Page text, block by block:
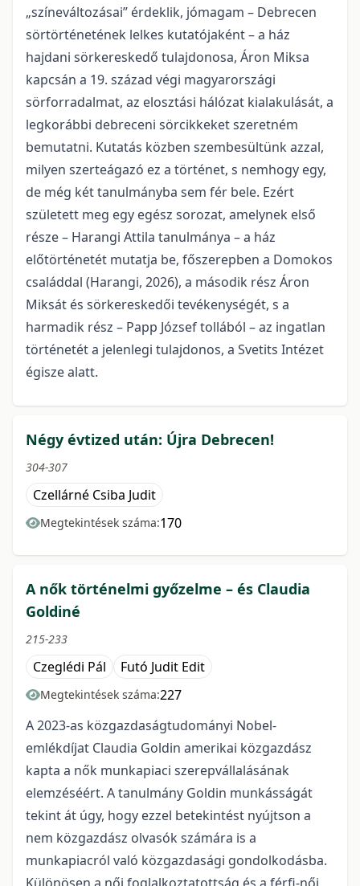
„színeváltozásai” érdeklik, jómagam – Debrecen
sörtörténetének lelkes kutatójaként – a ház
hajdani sörkereskedő tulajdonosa, Áron Miksa
kapcsán a 19. század végi magyarországi
sörforradalmat, az elosztási hálózat kialakulását, a
legkorábbi debreceni sörcikkeket szeretném
bemutatni. Kutatás közben szembesültünk azzal,
milyen szerteágazó ez a történet, s nemhogy egy,
de még két tanulmányba sem fér bele. Ezért
született meg egy egész sorozat, amelynek első
része – Harangi Attila tanulmánya – a ház
előtörténetét mutatja be, főszerepben a Domokos
családdal (Harangi, 2026), a második rész Áron
Miksát és sörkereskedői tevékenységét, s a
harmadik rész – Papp József tollából – az ingatlan
történetét a jelenlegi tulajdonos, a Svetits Intézet
égisze alatt.
Négy évtized után: Újra Debrecen!
304-307
Czellárné Csiba Judit
Megtekintések száma:170
A nők történelmi győzelme – és Claudia
Goldiné
215-233
Czeglédi Pál Futó Judit Edit
Megtekintések száma:227
A 2023-as közgazdaságtudományi Nobel-
emlékdíjat Claudia Goldin amerikai közgazdász
kapta a nők munkapiaci szerepvállalásának
elemzéséért. A tanulmány Goldin munkásságát
tekint át úgy, hogy ezzel betekintést nyújtson a
nem közgazdász olvasók számára is a
munkapiacról való közgazdasági gondolkodásba.